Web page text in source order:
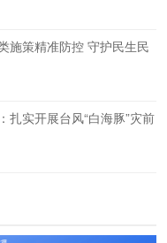
施策精准防控 守护民生民
扎实开展台风“白海豚”灾前